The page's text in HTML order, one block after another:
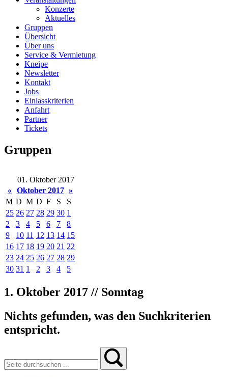
Konzerte
Aktuelles
Gruppen
Übersicht
Über uns
Service & Vermietung
Kneipe
Newsletter
Kontakt
Jobs
Einlasskriterien
Anfahrt
Partner
Tickets
Gruppen
01. Oktober 2017
« Oktober 2017 »
M D M D F S
S
25 26 27 28 29 30 1
2
3 4 5 6 7
8
9
10 11 12 13 14 15
16 17 18 19 20 21 22
23 24 25 26 27 28 29
30 31 1 2 3 4 5
1. Oktober 2017 // Sonntag
Nichts gefunden, was den Suchkriterien
entspricht.